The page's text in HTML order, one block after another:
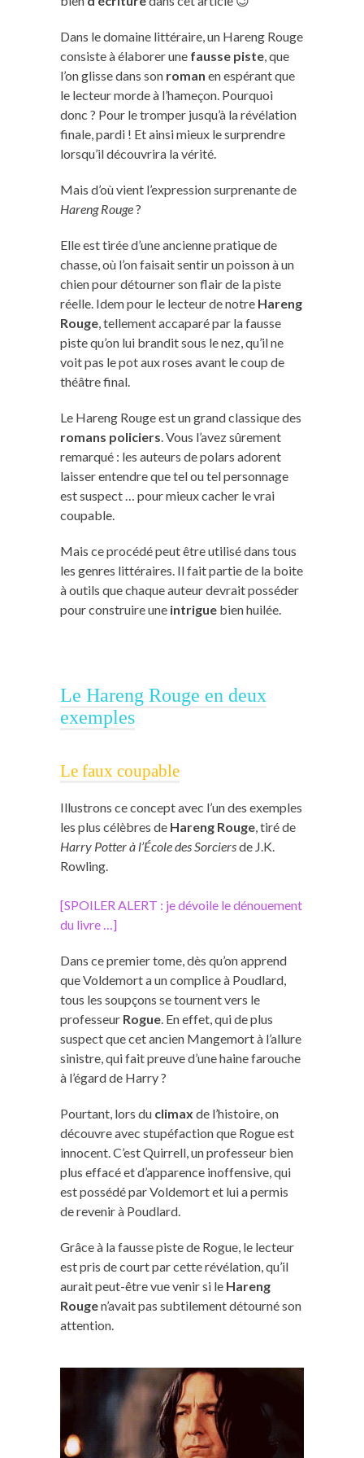
Dans le domaine littéraire, un Hareng Rouge
consiste à élaborer une fausse piste , que
l’on glisse dans son roman en espérant que
le lecteur morde à l’hameçon. Pourquoi
donc ? Pour le tromper jusqu’à la révélation
finale, pardi ! Et ainsi mieux le surprendre
lorsqu’il découvrira la vérité.
Mais d’où vient l’expression surprenante de
Hareng Rouge?
Elle est tirée d’une ancienne pratique de
chasse, où l’on faisait sentir un poisson à un
chien pour détourner son flair de la piste
réelle. Idem pour le lecteur de notre Hareng
Rouge , tellement accaparé par la fausse
piste qu’on lui brandit sous le nez, qu’il ne
voit pas le pot aux roses avant le coup de
théâtre final.
Le Hareng Rouge est un grand classique des
romans policiers . Vous l’avez sûrement
remarqué : les auteurs de polars adorent
laisser entendre que tel ou tel personnage
est suspect … pour mieux cacher le vrai
coupable.
Mais ce procédé peut être utilisé dans tous
les genres littéraires. Il fait partie de la boite
à outils que chaque auteur devrait posséder
pour construire une intrigue bien huilée.
Le Hareng Rouge en deux
exemples
Le faux coupable
Illustrons ce concept avec l’un des exemples
les plus célèbres de Hareng Rouge , tiré de
Harry Potter à l’École des Sorciersde J.K.
Rowling.
[SPOILER ALERT : je dévoile le dénouement
du livre …]
Dans ce premier tome, dès qu’on apprend
que Voldemort a un complice à Poudlard,
tous les soupçons se tournent vers le
professeur Rogue . En effet, qui de plus
suspect que cet ancien Mangemort à l’allure
sinistre, qui fait preuve d’une haine farouche
à l’égard de Harry ?
Pourtant, lors du climax de l’histoire, on
découvre avec stupéfaction que Rogue est
innocent. C’est Quirrell, un professeur bien
plus effacé et d’apparence inoffensive, qui
est possédé par Voldemort et lui a permis
de revenir à Poudlard.
Grâce à la fausse piste de Rogue, le lecteur
est pris de court par cette révélation, qu’il
aurait peut-être vue venir si le Hareng
Rougen’avait pas subtilement détourné son
attention.